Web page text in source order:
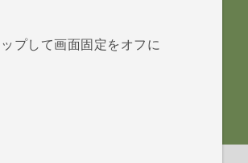
プして画面固定をオフに